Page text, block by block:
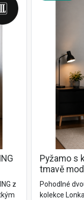
z
Pyžamo s
tmavě
Pohodlné
kolekce